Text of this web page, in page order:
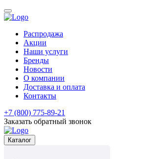
Распродажа
Акции
Наши услуги
Бренды
Новости
О компании
Доставка и оплата
Контакты
+7 (800) 775-89-21
Заказать обратный звонок
Каталог